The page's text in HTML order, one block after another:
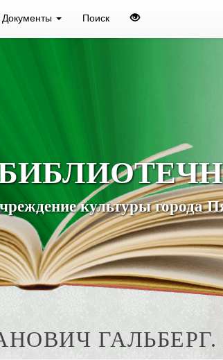
Документы Поиск
культуры города
ГАЛЬБЕРГ.